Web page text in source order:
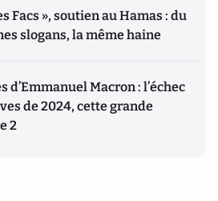
Facs », soutien au Hamas : du
slogans, la même haine
d’Emmanuel Macron : l’échec
de 2024, cette grande
2